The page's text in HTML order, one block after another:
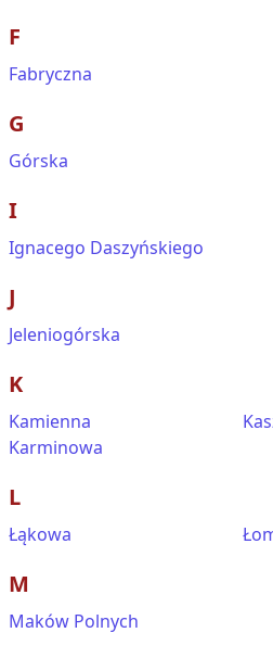
F
Fabryczna
G
Górska
I
Ignacego Daszyńskiego
J
Jeleniogórska
K
Kamienna
Karminowa
L
Łąkowa
M
Maków Polnych